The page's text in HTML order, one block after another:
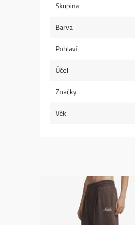
Skupina
Barva
Pohlaví
Účel
Značky
Věk